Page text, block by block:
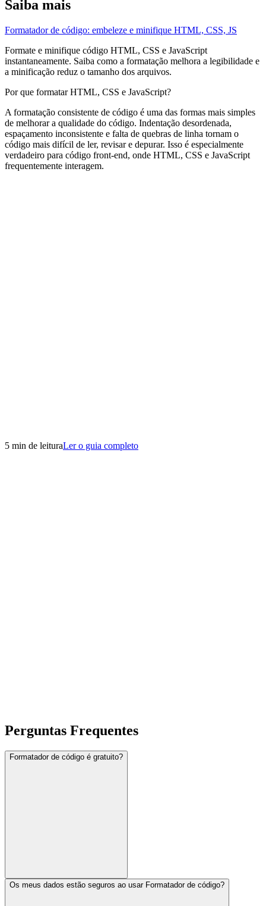
Saiba mais
Formatador de código: embeleze e minifique HTML, CSS, JS
Formate e minifique código HTML, CSS e JavaScript
instantaneamente. Saiba como a formatação melhora a legibilidade e
a minificação reduz o tamanho dos arquivos.
Por que formatar HTML, CSS e JavaScript?
A formatação consistente de código é uma das formas mais simples
de melhorar a qualidade do código. Indentação desordenada,
espaçamento inconsistente e falta de quebras de linha tornam o
código mais difícil de ler, revisar e depurar. Isso é especialmente
verdadeiro para código front-end, onde HTML, CSS e JavaScript
frequentemente interagem.
5 min de leituraLer o guia completo
Perguntas Frequentes
Formatador de código é gratuito?
Os meus dados estão seguros ao usar Formatador de código?